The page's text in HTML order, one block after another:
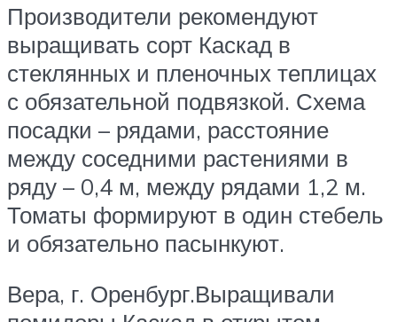
Производители рекомендуют
выращивать сорт Каскад в
стеклянных и пленочных теплицах
с обязательной подвязкой. Схема
посадки – рядами, расстояние
между соседними растениями в
ряду – 0,4 м, между рядами 1,2 м.
Томаты формируют в один стебель
и обязательно пасынкуют.
Вера, г. Оренбург.Выращивали